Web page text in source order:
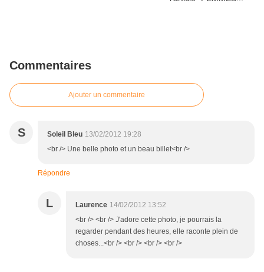
Commentaires
Ajouter un commentaire
S Soleil Bleu 13/02/2012 19:28
<br /> Une belle photo et un beau billet<br />
Répondre
L Laurence 14/02/2012 13:52
<br /> <br /> J'adore cette photo, je pourrais la
regarder pendant des heures, elle raconte plein de
choses...<br /> <br /> <br /> <br />